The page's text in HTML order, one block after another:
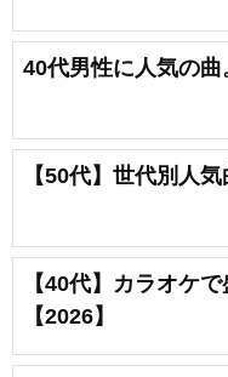
40代男性に人気の
【50代】世代別人
【40代】カラオケ
【2026】